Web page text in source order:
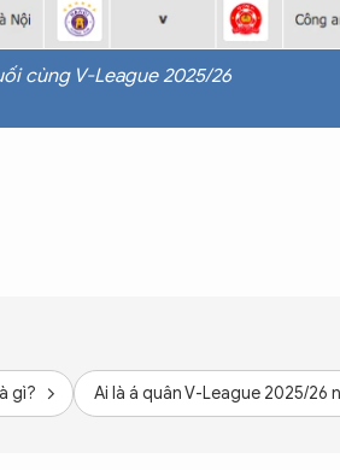
cùng V-League 2025/26
gì? Ai là á quân V-League 2025/26